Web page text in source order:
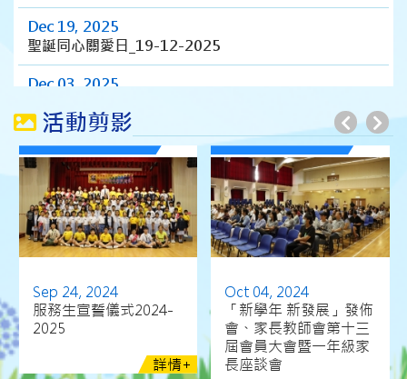
Dec 19, 2025
聖誕同心關愛日_19-12-2025
Dec 03, 2025
Nov 04, 2025
2025-2026年荃灣區小學校際田徑比賽
Oct 24, 2025
一、二年級親子旅行_24-10-2025
Oct 03, 2025
第十四屆常務委員選舉暨一年級家長座談會
Aug 27, 2025
2025-2026迎新日暨家長座談會簡報
活動剪影
Sep 24, 2024
服務生宣誓儀式2024-
2025
詳情+
Oct 04, 2024
「新學年 新發展」發佈
會、家長教師會第十三
屆會員大會暨一年級家
長座談會